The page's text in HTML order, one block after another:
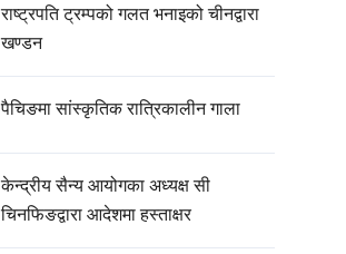
राष्ट्रपति ट्रम्पको गलत भनाइको चीनद्वारा
खण्डन
पैचिङमा सांस्कृतिक रात्रिकालीन गाला
केन्द्रीय सैन्य आयोगका अध्यक्ष सी
चिनफिङद्वारा आदेशमा हस्ताक्षर